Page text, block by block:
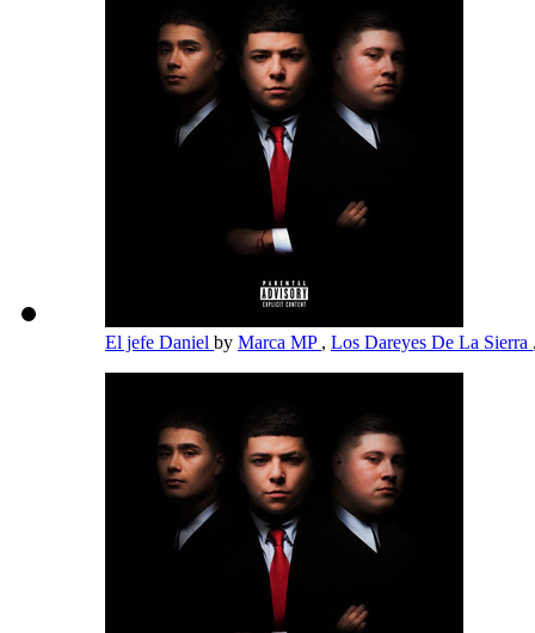
El jefe Daniel by Marca MP , Los Dareyes De La Sierra